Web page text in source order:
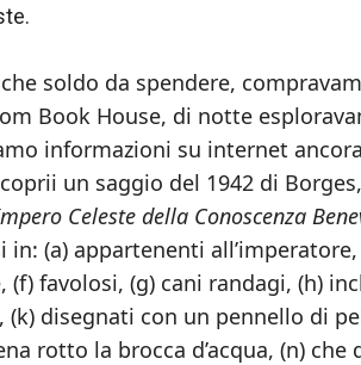
soldo da spendere,
Book House, di notte
informazioni su internet
un saggio del 1942 di
Celeste della Conoscenza
(a) appartenenti all’imperatore,
favolosi, (g) cani randagi, (h)
disegnati con un pennello di
rotto la brocca d’acqua, (n) che